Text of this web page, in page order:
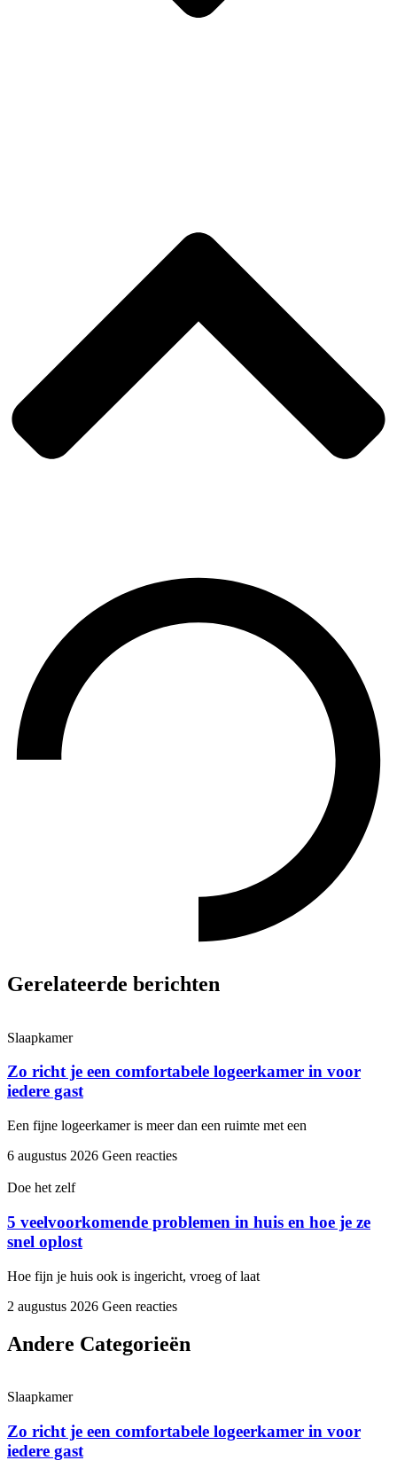
Gerelateerde berichten
Slaapkamer
Zo richt je een comfortabele logeerkamer in voor
iedere gast
Een fijne logeerkamer is meer dan een ruimte met een
6 augustus 2026 Geen reacties
Doe het zelf
5 veelvoorkomende problemen in huis en hoe je ze
snel oplost
Hoe fijn je huis ook is ingericht, vroeg of laat
2 augustus 2026 Geen reacties
Andere Categorieën
Slaapkamer
Zo richt je een comfortabele logeerkamer in voor
iedere gast